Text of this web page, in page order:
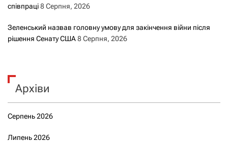
співпраці8 Серпня, 2026
Зеленський назвав головну умову для закінчення війни після
рішення Сенату США8 Серпня, 2026
Архіви
Серпень 2026
Липень 2026